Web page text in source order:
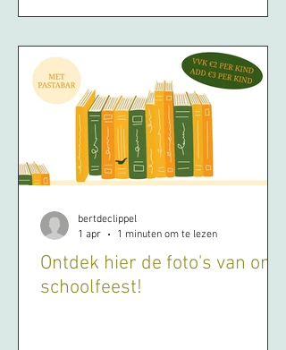
Ontdek hier de foto's van ons
schoolfeest!
bertdeclippel
1 apr
1 minuten om te lezen